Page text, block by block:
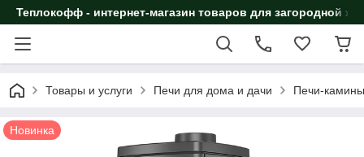
Теплокофф - интернет-магазин товаров для загородной
Товары и услуги Печи для дома и дачи Печи-камины
Новинка